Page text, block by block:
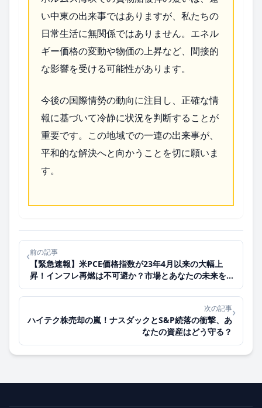
い中東の出来事ではありますが、私たちの
日常生活に無関係ではありません。エネル
ギー価格の変動や物価の上昇など、間接的
な影響を受ける可能性があります。
今後の国際情勢の動向に注目し、正確な情
報に基づいて冷静に状況を判断することが
重要です。この地域での一連の出来事が、
平和的な解決へと向かうことを切に願いま
す。
‹前の記事
【緊急速報】米PCE価格指数が23年4月以来の大幅上
昇！インフレ再燃は不可避か？市場とあなたの未来を読
み解く
次の記事
ハイテク株売却の嵐！ナスダックとS&P続落の衝撃、あ
なたの資産はどう守る？
›